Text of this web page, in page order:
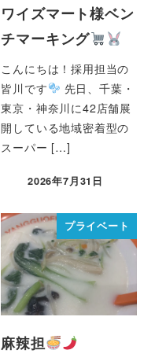
ワイズマート様ベン
チマーキング
こんにちは！採用担当の
皆川です
先日、千葉・
東京・神奈川に42店舗展
開している地域密着型の
スーパー […]
2026年7月31日
プライベート
麻辣担